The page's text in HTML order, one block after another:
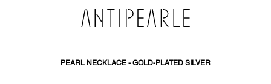
PEARL NECKLACE - GOLD-PLATED SILVER